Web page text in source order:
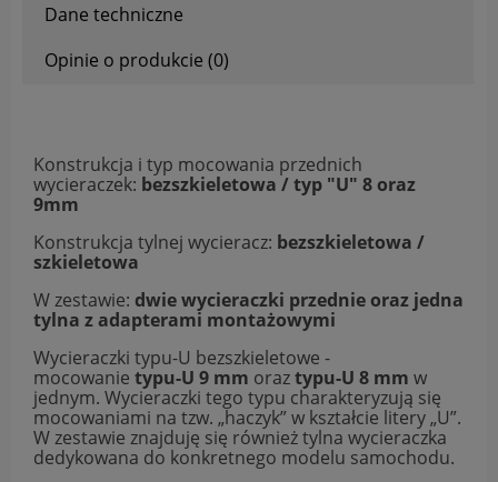
Dane techniczne
Opinie o produkcie (0)
Konstrukcja i typ mocowania przednich
wycieraczek: bezszkieletowa / typ "U" 8 oraz
9mm
Konstrukcja tylnej wycieracz: bezszkieletowa /
szkieletowa
W zestawie: dwie wycieraczki przednie oraz jedna
tylna z adapterami montażowymi
Wycieraczki typu-U bezszkieletowe -
mocowanie typu-U 9 mm oraztypu-U 8 mm w
jednym. Wycieraczki tego typu charakteryzują się
mocowaniami na tzw. „haczyk” w kształcie litery „U”.
W zestawie znajduję się również tylna wycieraczka
dedykowana do konkretnego modelu samochodu.